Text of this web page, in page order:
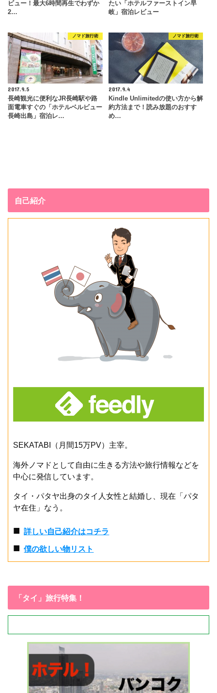
ビュー！最大6時間再生でわずか
2…
たい「ホテルファーストイン早
岐」宿泊レビュー
ノマド旅行術
2017.9.5
長崎観光に便利なJR長崎駅や路
面電車すぐの「ホテルベルビュー
長崎出島」宿泊レ…
ノマド旅行術
2017.9.4
Kindle Unlimitedの使い方から解
約方法まで！読み放題のおすす
め…
自己紹介
SEKATABI（月間15万PV）主宰。
海外ノマドとして自由に生きる方法や旅行情報などを
中心に発信しています。
タイ・パタヤ出身のタイ人女性と結婚し、現在「パタ
ヤ在住」なう。
■詳しい自己紹介はコチラ
■僕の欲しい物リスト
「タイ」旅行特集！